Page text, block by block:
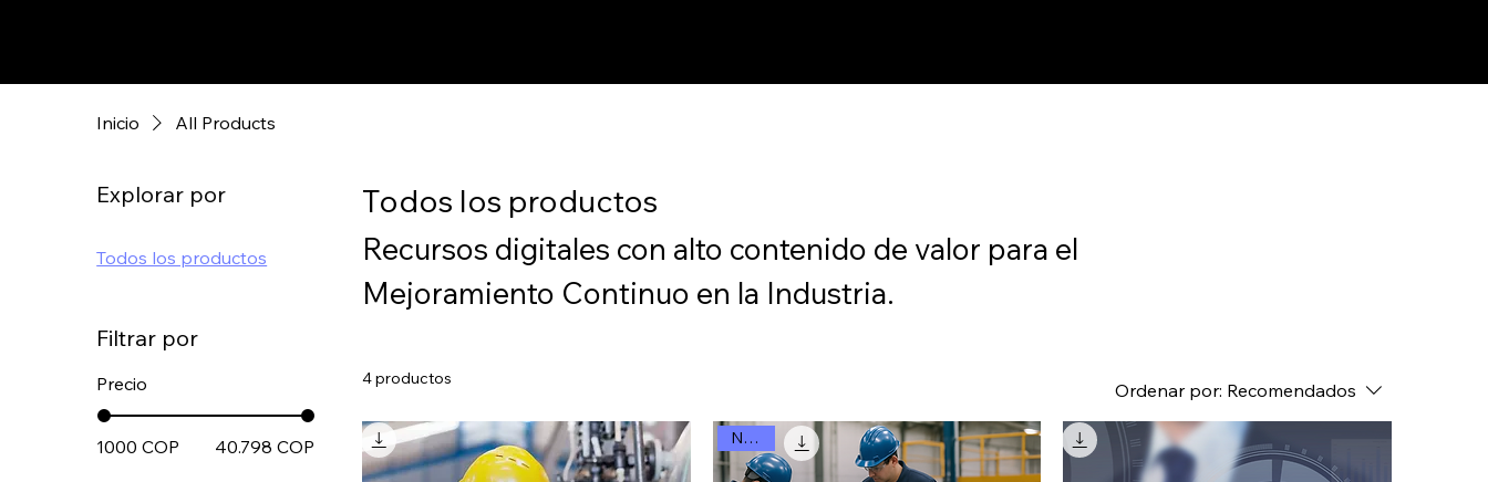
Inicio All Products
Explorar por
Todos los productos
Filtrar por
Precio
1000 COP 40.798 COP
Todos los productos
Recursos digitales con alto contenido de valor para el
Mejoramiento Continuo en la Industria.
4 productos
Ordenar por: Recomendados
Nuevo